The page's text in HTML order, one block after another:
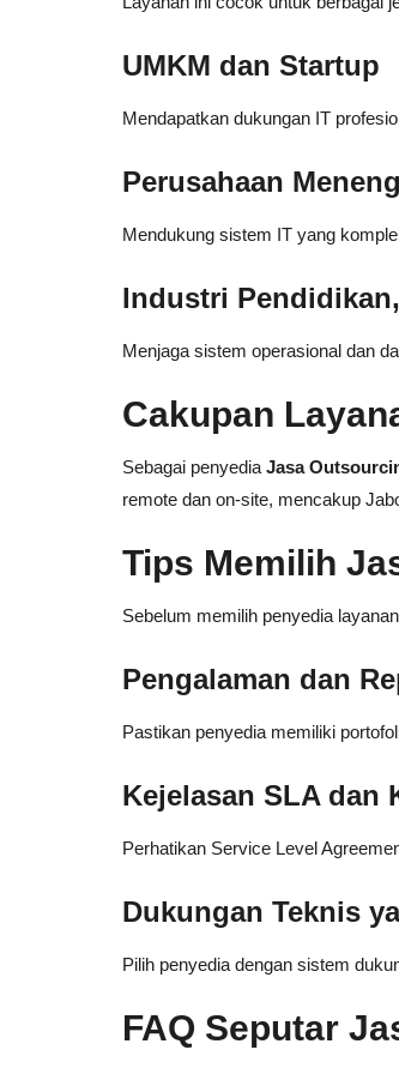
UMKM dan Startup
Mendapatkan dukungan IT
Perusahaan
Mendukung sistem IT yang
Industri
Menjaga sistem operasional dan
Cakupan
Sebagai penyedia Jasa
remote dan on-site, mencakup
Tips Memilih
Sebelum memilih penyedia
Pengalaman dan
Pastikan penyedia memiliki
Kejelasan SLA dan
Perhatikan Service Level
Dukungan Teknis
Pilih penyedia dengan sistem
FAQ Seputar